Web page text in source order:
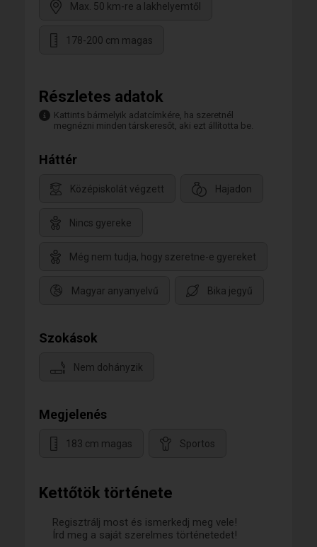
Kettőtök története
Regisztrálj most és ismerkedj meg vele!
Írd meg a saját szerelmes történetedet!
Max. 50 km-re a lakhelyemtől
178-200 cm magas
Részletes adatok
Kattints bármelyik adatcímkére, ha szeretnél
megnézni minden társkeresőt, aki ezt állította be.
Háttér
Középiskolát végzett Hajadon
Nincs gyereke
Még nem tudja, hogy szeretne-e gyereket
Magyar anyanyelvű Bika jegyű
Szokások
Nem dohányzik
Megjelenés
183 cm magas Sportos